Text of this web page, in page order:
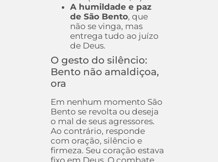
A humildade e paz
de São Bento, que
não se vinga, mas
entrega tudo ao juízo
de Deus.
O gesto do silêncio:
Bento não amaldiçoa,
ora
Em nenhum momento São
Bento se revolta ou deseja
o mal de seus agressores.
Ao contrário, responde
com oração, silêncio e
firmeza. Seu coração estava
fixo em Deus. O combate